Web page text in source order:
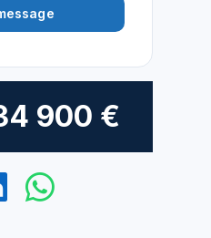
900 €